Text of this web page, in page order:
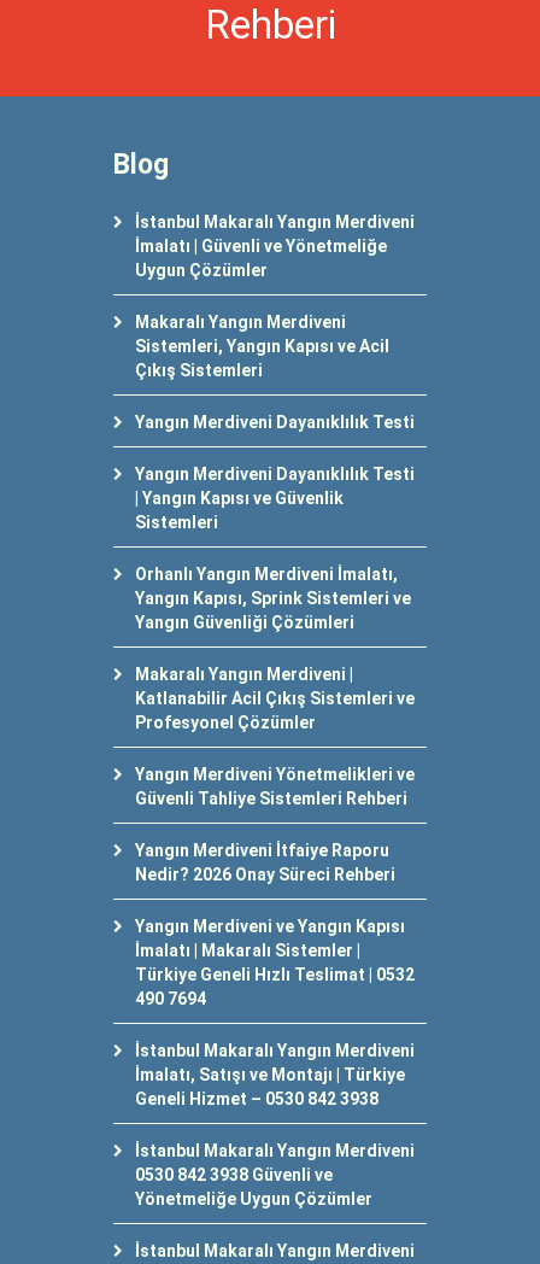
Rehberi
Blog
İstanbul Makaralı Yangın Merdiveni
İmalatı | Güvenli ve Yönetmeliğe
Uygun Çözümler
Makaralı Yangın Merdiveni
Sistemleri, Yangın Kapısı ve Acil
Çıkış Sistemleri
Yangın Merdiveni Dayanıklılık Testi
Yangın Merdiveni Dayanıklılık Testi
| Yangın Kapısı ve Güvenlik
Sistemleri
Orhanlı Yangın Merdiveni İmalatı,
Yangın Kapısı, Sprink Sistemleri ve
Yangın Güvenliği Çözümleri
Makaralı Yangın Merdiveni |
Katlanabilir Acil Çıkış Sistemleri ve
Profesyonel Çözümler
Yangın Merdiveni Yönetmelikleri ve
Güvenli Tahliye Sistemleri Rehberi
Yangın Merdiveni İtfaiye Raporu
Nedir? 2026 Onay Süreci Rehberi
Yangın Merdiveni ve Yangın Kapısı
İmalatı | Makaralı Sistemler |
Türkiye Geneli Hızlı Teslimat | 0532
490 7694
İstanbul Makaralı Yangın Merdiveni
İmalatı, Satışı ve Montajı | Türkiye
Geneli Hizmet – 0530 842 3938
İstanbul Makaralı Yangın Merdiveni
0530 842 3938 Güvenli ve
Yönetmeliğe Uygun Çözümler
İstanbul Makaralı Yangın Merdiveni